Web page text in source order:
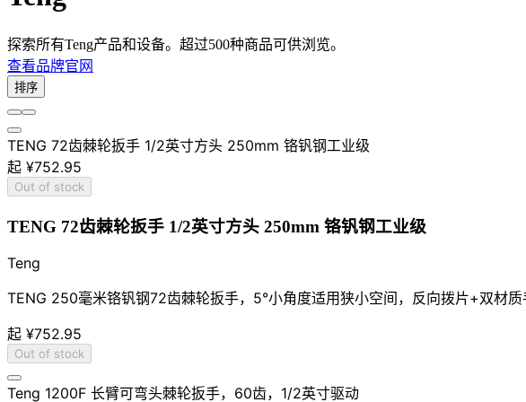
探索所有Teng产品和设备。超过500种商品可供浏览。
查看品牌官网
排序
TENG 72齿棘轮扳手 1/2英寸方头 250mm 铬钒钢工业级
起 ¥752.95
Out of stock
TENG 72齿棘轮扳手 1/2英寸方头 250mm 铬钒钢工业级
Teng
TENG 250毫米铬钒钢72齿棘轮扳手，5°小角度适用狭小空间，反向拨片+双材
起 ¥752.95
Out of stock
Teng 1200F 长臂可弯头棘轮扳手，60齿，1/2英寸驱动